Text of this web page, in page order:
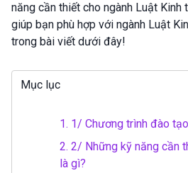
năng cần thiết cho ngành Luật Kinh
giúp bạn phù hợp với ngành Luật
trong bài viết dưới đây!
Mục lục
1. 1/ Chương trình đào
2. 2/ Những kỹ năng cần
là gì?